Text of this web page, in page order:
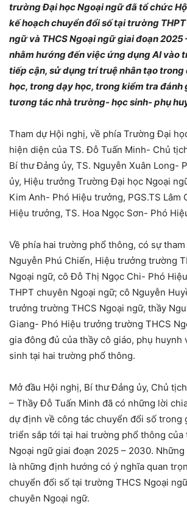
trường Đại học Ngoại ngữ đã tổ chức
kế hoạch chuyển đổi số tại trường
ngữ và THCS Ngoại ngữ giai đoạn 2025
nhằm hướng đến việc ứng dụng AI vào
tiếp cận, sử dụng trí truệ nhân tạo trong
học, trong dạy học, trong kiểm tra đánh
tương tác nhà trường- học sinh- phụ
Tham dự Hội nghị, về phía Trường Đại
hiện diện của TS. Đỗ Tuấn Minh- Chủ
Bí thư Đảng ủy, TS. Nguyễn Xuân Long-
ủy, Hiệu trưởng Trường Đại học Ngoại
Kim Anh- Phó Hiệu trưởng, PGS.TS Lâm
Hiệu trưởng, TS. Hoa Ngọc Sơn- Phó
Về phía hai trường phổ thông, có sự
Nguyễn Phú Chiến, Hiệu trưởng trường
Ngoại ngữ, cô Đỗ Thị Ngọc Chi- Phó
THPT chuyên Ngoại ngữ; cô Nguyễn
trưởng trường THCS Ngoại ngữ, thầy
Giang- Phó Hiệu trưởng trường THCS
gia đông đủ của thầy cô giáo, phụ huynh
sinh tại hai trường phổ thông.
Mở đầu Hội nghị, Bí thư Đảng ủy, Chủ
– Thầy Đỗ Tuấn Minh đã có những lời
dự định về công tác chuyển đổi số trong
triển sắp tới tại hai trường phổ thông
Ngoại ngữ giai đoạn 2025 – 2030.
là những định hướng có ý nghĩa quan
chuyển đổi số tại trường THCS Ngoại
chuyên Ngoại ngữ.